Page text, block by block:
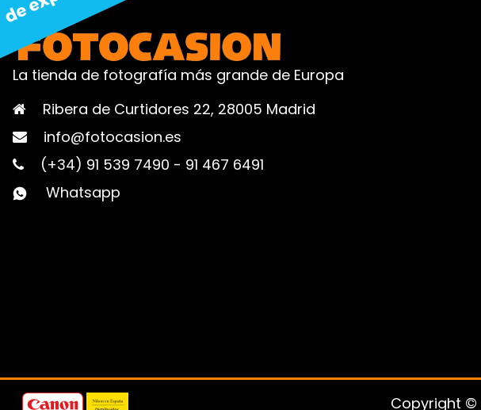
La tienda de fotografía más grande de Europa
Ribera de Curtidores 22, 28005 Madrid
info@fotocasion.es
(+34) 91 539 7490 - 91 467 6491
Whatsapp
Copyright ©